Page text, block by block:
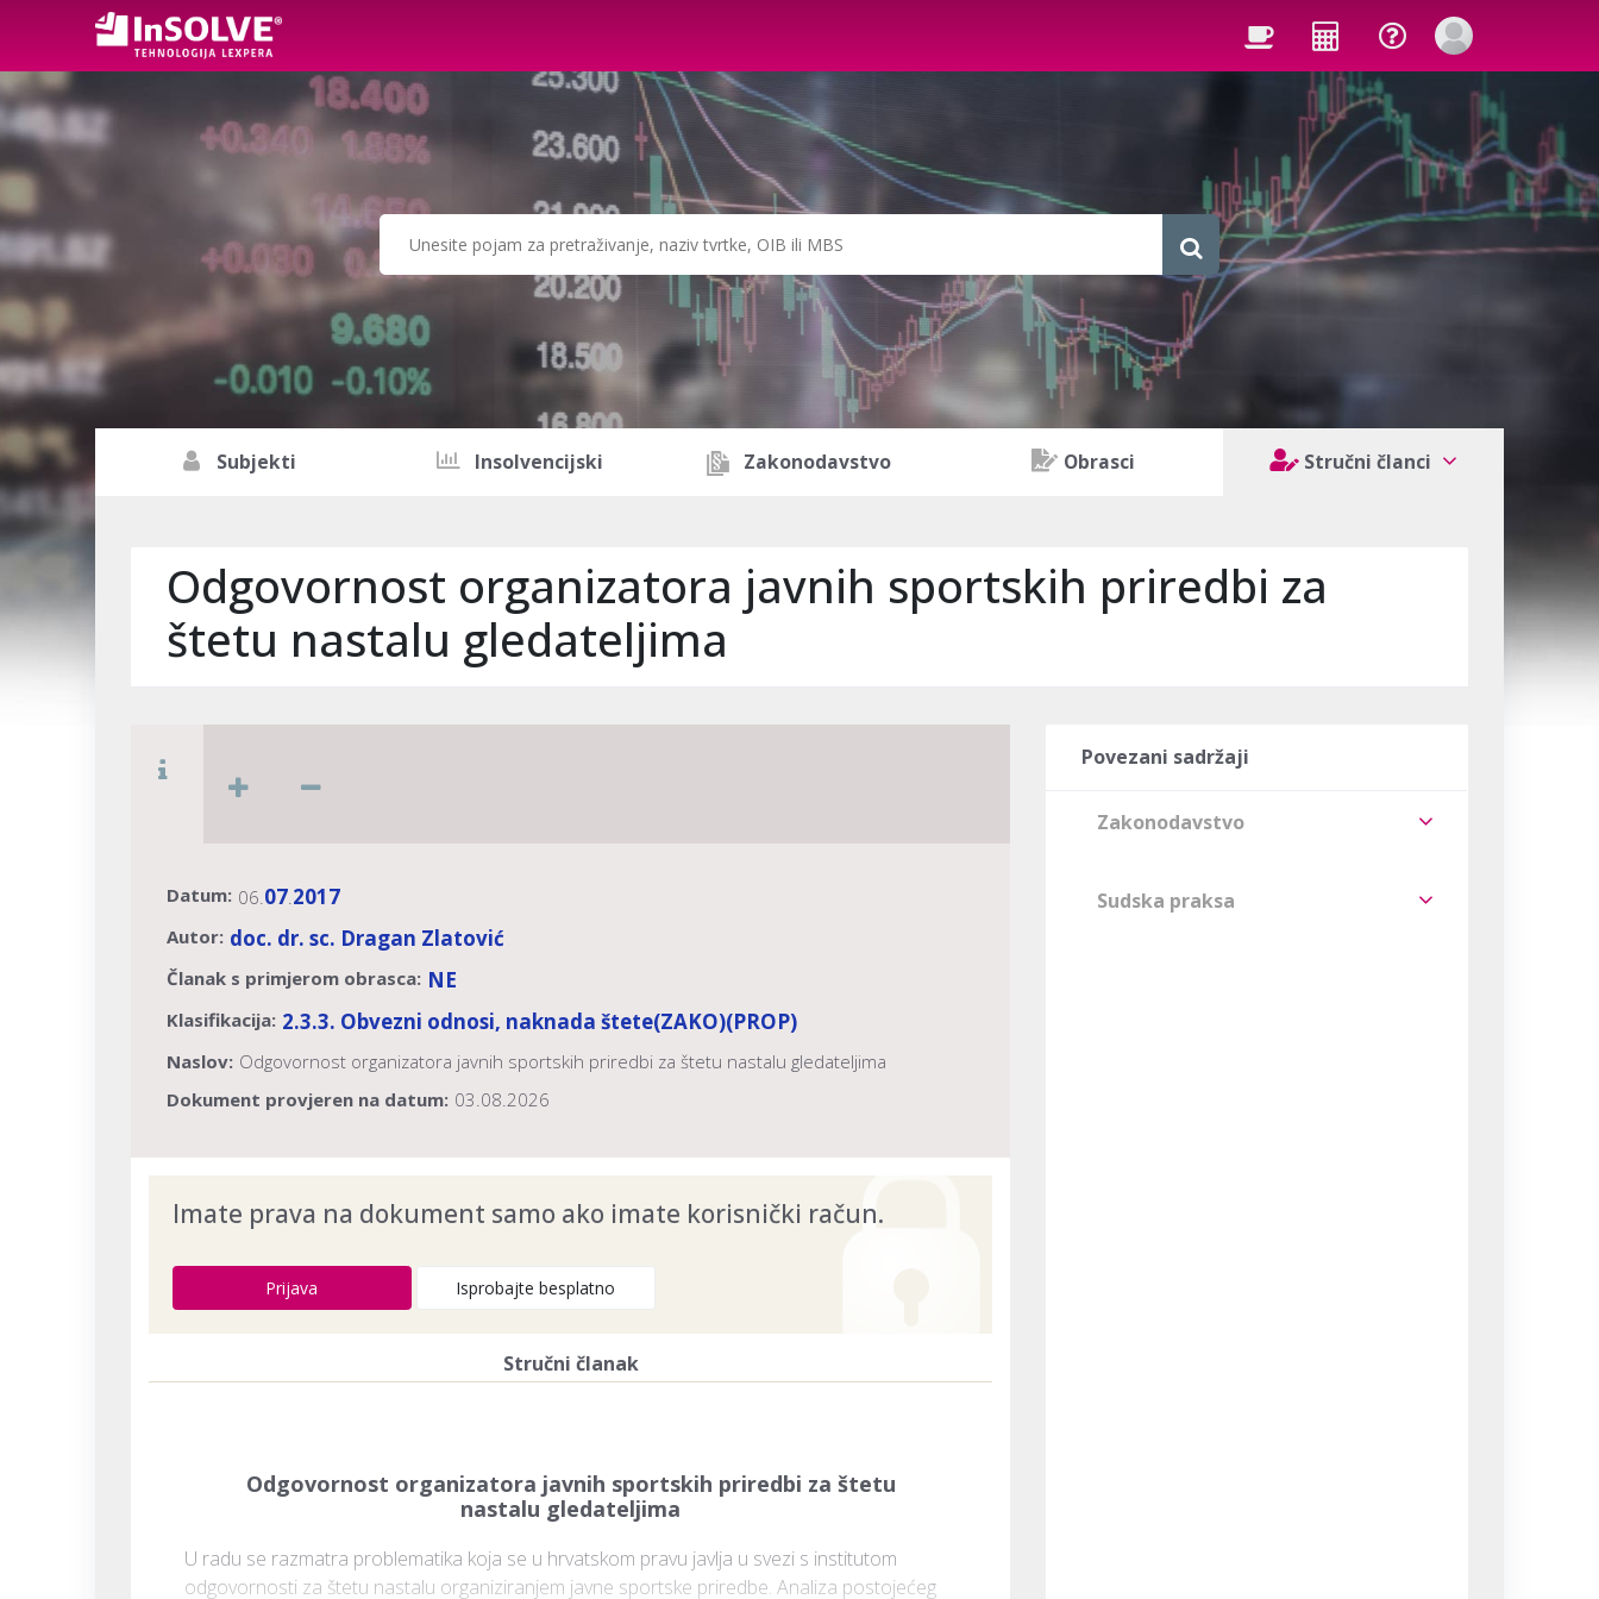
Subjekti Insolvencijski Zakonodavstvo Obrasci Stručni članci
Odgovornost organizatora javnih sportskih priredbi za
štetu nastalu gledateljima
Datum: 06.07.2017
Autor: doc. dr. sc. Dragan Zlatović
Članak s primjerom obrasca: NE
Klasifikacija: 2.3.3. Obvezni odnosi, naknada štete(ZAKO)(PROP)
Naslov: Odgovornost organizatora javnih sportskih priredbi za štetu nastalu gledateljima
Dokument provjeren na datum: 03.08.2026
Imate prava na dokument samo ako imate korisnički račun.
Prijava Isprobajte besplatno
Stručni članak
Odgovornost organizatora javnih sportskih priredbi za štetu
nastalu gledateljima
U radu se razmatra problematika koja se u hrvatskom pravu javlja u svezi s institutom
odgovornosti za štetu nastalu organiziranjem javne sportske priredbe. Analiza postojećeg
Povezani sadržaji
Zakonodavstvo
Sudska praksa